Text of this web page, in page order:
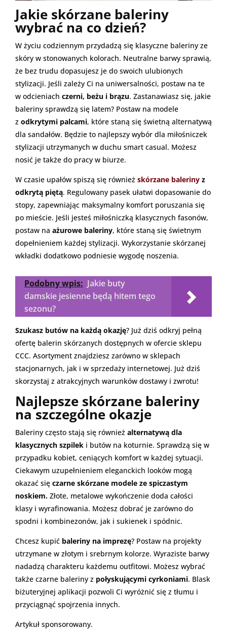
Jakie skórzane baleriny
wybrać na co dzień?
W życiu codziennym przydadzą się klasyczne baleriny ze
skóry w stonowanych kolorach. Neutralne barwy sprawią,
że bez trudu dopasujesz je do swoich ulubionych
stylizacji. Jeśli zależy Ci na uniwersalności, postaw na te
w odcieniach czerni, beżu i brązu. Zastanawiasz się, jakie
baleriny sprawdzą się latem? Postaw na modele
z odkrytymi palcami, które staną się świetną alternatywą
dla sandałów. Będzie to najlepszy wybór dla miłośniczek
stylizacji utrzymanych w duchu smart casual. Możesz
nosić je także do pracy w biurze.
W czasie upałów spiszą się również skórzane baleriny z
odkrytą piętą. Regulowany pasek ułatwi dopasowanie do
stopy, zapewniając maksymalny komfort poruszania się
po mieście. Jeśli jesteś miłośniczką klasycznych fasonów,
postaw na ażurowe baleriny, które staną się świetnym
dopełnieniem każdej stylizacji. Wykorzystanie skórzanej
wkładki dodatkowo podniesie wygodę noszenia.
Podobny wpis: Jakie buty
damskie jesienne będą hitem tego
sezonu?
Szukasz butów na każdą okazję? Już dziś odkryj pełną
ofertę balerin skórzanych dostępnych w ofercie sklepu
CCC. Asortyment znajdziesz zarówno w sklepach
stacjonarnych, jak i w sprzedaży internetowej. Już dziś
skorzystaj z atrakcyjnych warunków dostawy i zwrotu!
Najlepsze skórzane baleriny
na szczególne okazje
Baleriny często stają się również alternatywą dla
klasycznych szpilek i butów na koturnie. Sprawdzą się w
przypadku kobiet, ceniących komfort w każdej sytuacji.
Ciekawym uzupełnieniem eleganckich looków mogą
okazać się czarne skórzane modele ze spiczastym
noskiem. Złote, metalowe wykończenie doda całości
klasy i wyrafinowania. Możesz dobrać je zarówno do
spodni i kombinezonów, jak i sukienek i spódnic.
Chcesz kupić baleriny na imprezę? Postaw na projekty
utrzymane w złotym i srebrnym kolorze. Wyraziste barwy
nadadzą charakteru każdemu outfitowi. Możesz wybrać
także czarne baleriny z połyskującymi cyrkoniami. Blask
biżuteryjnej aplikacji pozwoli Ci wyróżnić się z tłumu i
przyciągnąć spojrzenia innych.
Artykuł sponsorowany.